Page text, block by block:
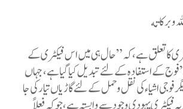
وبركاته
کا تعلق ہے، کہ ”حال ہی میں اس فیکٹری کے
فوج کے استفادہ کے لئے تبدیل کیا گیا ہے، جہاں
فوجی اشیاء کی نقل و حمل کے لئے گاڑیاں تیار کی جا